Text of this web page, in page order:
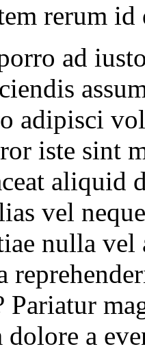
rerum id
ad
adipisci
iste sint
aliquid
vel
nulla
Pariatur
dolore a